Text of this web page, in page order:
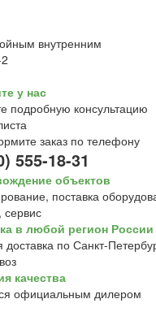
внутренним
у нас
подробную консультацию
заказ по телефону
555-18-31
объектов
поставка
сервис
в любой регион России
доставка по Санкт-
качества
официальным дилером